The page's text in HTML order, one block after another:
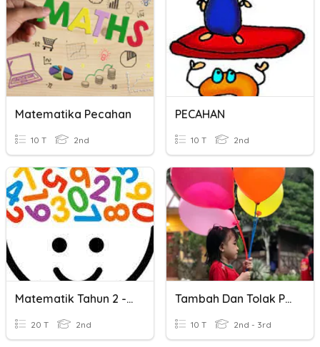
Matematika Pecahan
10 T 2nd
PECAHAN
10 T 2nd
Matematik Tahun 2 - Ulangkaji Pecahan Dan Perpuluhan
20 T 2nd
Tambah Dan Tolak Pecahan
10 T 2nd - 3rd